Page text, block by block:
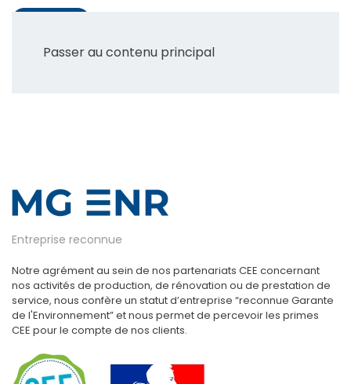
Passer au contenu principal
Entreprise reconnue
Notre agrément au sein de nos partenariats CEE concernant
nos activités de production, de rénovation ou de prestation de
service, nous confère un statut d’entreprise “reconnue Garante
de l'Environnement” et nous permet de percevoir les primes
CEE pour le compte de nos clients.